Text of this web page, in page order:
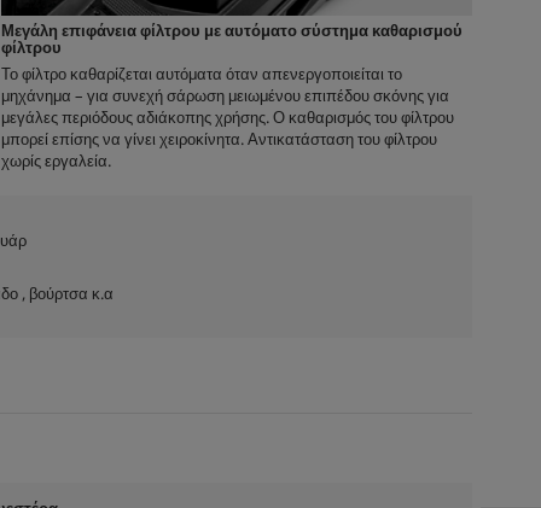
Μεγάλη επιφάνεια φίλτρου με αυτόματο σύστημα καθαρισμού
φίλτρου
Το φίλτρο καθαρίζεται αυτόματα όταν απενεργοποιείται το
μηχάνημα – για συνεχή σάρωση μειωμένου επιπέδου σκόνης για
μεγάλες περιόδους αδιάκοπης χρήσης. Ο καθαρισμός του φίλτρου
μπορεί επίσης να γίνει χειροκίνητα. Αντικατάσταση του φίλτρου
χωρίς εργαλεία.
, βούρτσα κ.α